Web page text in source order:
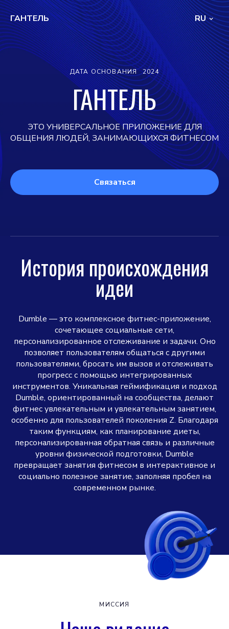
ГАНТЕЛЬ RU
ДАТА ОСНОВАНИЯ 2024
ГАНТЕЛЬ
ЭТО УНИВЕРСАЛЬНОЕ ПРИЛОЖЕНИЕ ДЛЯ
ОБЩЕНИЯ ЛЮДЕЙ, ЗАНИМАЮЩИХСЯ ФИТНЕСОМ
Связаться
История происхождения
идеи
Dumble — это комплексное фитнес-приложение,
сочетающее социальные сети,
персонализированное отслеживание и задачи. Оно
позволяет пользователям общаться с другими
пользователями, бросать им вызов и отслеживать
прогресс с помощью интегрированных
инструментов. Уникальная геймификация и подход
Dumble, ориентированный на сообщества, делают
фитнес увлекательным и увлекательным занятием,
особенно для пользователей поколения Z. Благодаря
таким функциям, как планирование диеты,
персонализированная обратная связь и различные
уровни физической подготовки, Dumble
превращает занятия фитнесом в интерактивное и
социально полезное занятие, заполняя пробел на
современном рынке.
МИССИЯ